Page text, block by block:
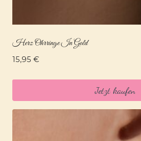
Herz Ohrringe In Gold
15,95 €
Jetzt kaufen